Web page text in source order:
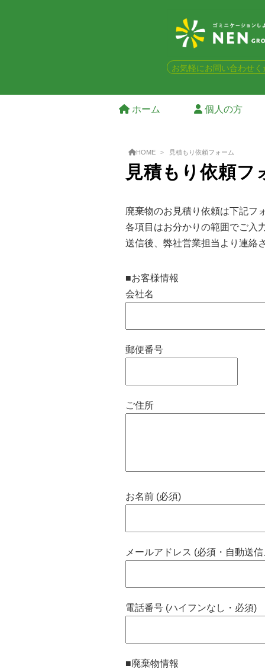
お気軽にお問い合わせく
ホーム 個人の方
HOME 見積もり依頼フォーム
見積もり依頼フ
廃棄物のお見積り依頼は下記フ
各項目はお分かりの範囲でご入
送信後、弊社営業担当より連絡
■お客様情報
会社名
郵便番号
ご住所
お名前 (必須)
メールアドレス (必須・自動送
電話番号 (ハイフンなし・必須)
■廃棄物情報